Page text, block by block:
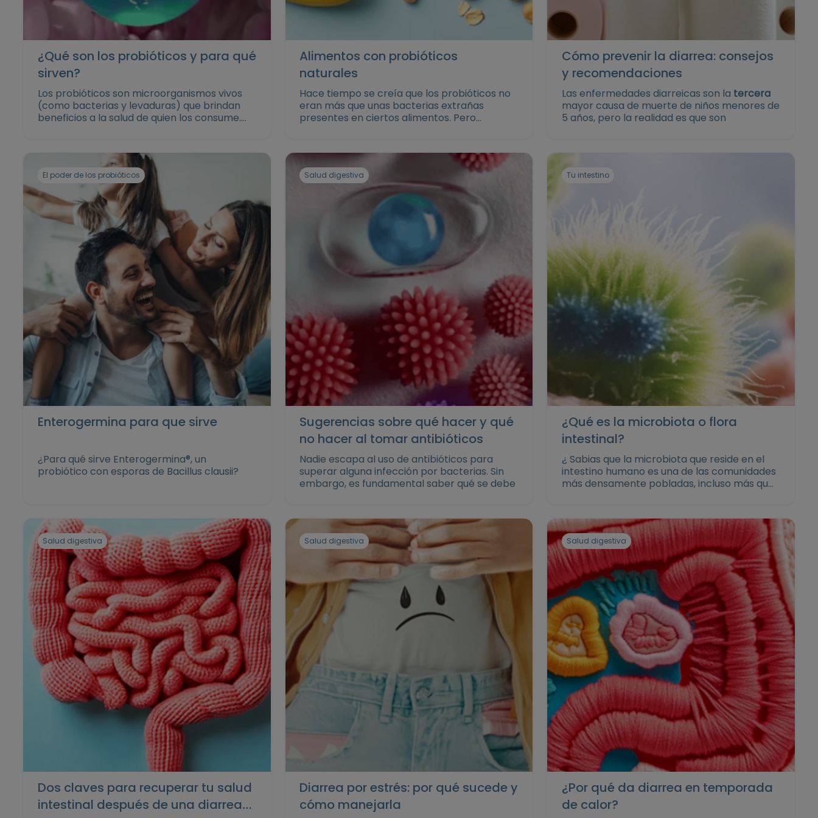
¿Qué son los probióticos y para qué
sirven?
Los probióticos son microorganismos vivos
(como bacterias y levaduras) que brindan
beneficios a la salud de quien los consume.
ciertos productos alimenticios. Conoce más
sobre su funcionamiento y beneficios a tu
flora intetinal.
Alimentos con probióticos
naturales
Hace tiempo se creía que los probióticos no
eran más que unas bacterias extrañas
presentes en ciertos alimentos. Pero
salud intestinal y para mantener un sistema
inmune fuerte. Sigue leyendo para saber
cuáles son los alimentos con probióticos
naturales y qué puedes hacer para llevar tu
salud intestinal y la de tu familia al siguiente
Cómo prevenir la diarrea: consejos
y recomendaciones
Las enfermedades diarreicas son la tercera
mayor causa de muerte de niños menores de
5 años, pero la realidad es que son
En este artículo te compartimos detalles
sobre este padecimiento y consejos sobre
cómo prevenir la diarrea tanto en el hogar
El poder de los probióticos
Enterogermina para que sirve
¿Para qué sirve Enterogermina®, un
probiótico con esporas de Bacillus clausii?
Salud digestiva
Sugerencias sobre qué hacer y qué
no hacer al tomar antibióticos
Nadie escapa al uso de antibióticos para
superar alguna infección por bacterias. Sin
embargo, es fundamental saber qué se debe
En este artículo hacemos un recorrido por
algunas dudas comunes relacionadas al
tomar antibióticos.
Tu intestino
¿Qué es la microbiota o flora
intestinal?
¿ Sabias que la microbiota que reside en el
intestino humano es una de las comunidades
más densamente pobladas, incluso más que
saber sobre la microbiota.
Salud digestiva
Dos claves para recuperar tu salud
intestinal después de una diarrea
Salud digestiva
Diarrea por estrés: por qué sucede y
cómo manejarla
Salud digestiva
¿Por qué da diarrea en temporada
de calor?